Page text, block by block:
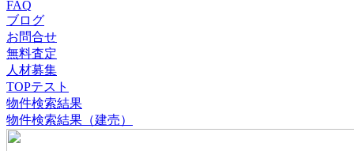
FAQ
ブログ
お問合せ
無料査定
人材募集
TOPテスト
物件検索結果
物件検索結果（建売）